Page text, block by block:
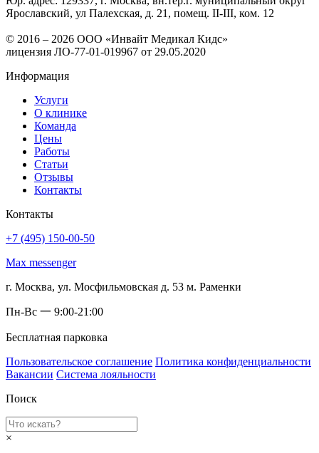
Ярославский, ул Палехская, д. 21, помещ. II-III, ком. 12
© 2016 – 2026 ООО «Инвайт Медикал Кидс»
лицензия ЛО-77-01-019967 от 29.05.2020
Информация
Услуги
О клинике
Команда
Цены
Работы
Статьи
Отзывы
Контакты
Контакты
+7 (495) 150-00-50
Max messenger
г. Москва, ул. Мосфильмовская д. 53 м. Раменки
Пн-Вс 一 9:00-21:00
Бесплатная парковка
Пользовательское соглашение Политика конфиденциальности
Вакансии Система лояльности
Поиск
×